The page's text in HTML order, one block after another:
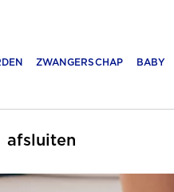
ZWANGERSCHAP BABY
afsluiten